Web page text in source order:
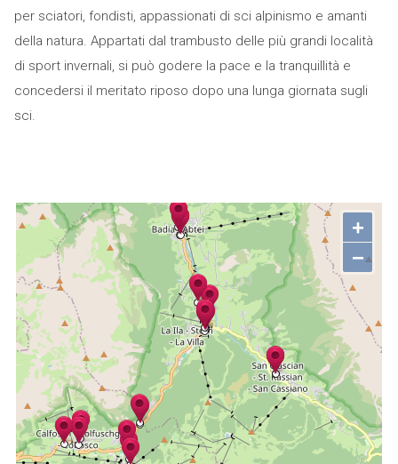
per sciatori, fondisti, appassionati di sci alpinismo e amanti
della natura. Appartati dal trambusto delle più grandi località
di sport invernali, si può godere la pace e la tranquillità e
concedersi il meritato riposo dopo una lunga giornata sugli
sci.
+
−